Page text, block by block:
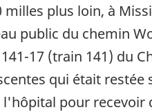
plus loin, à
public du chemin
17 (train 141) du
qui était
pour recevoir